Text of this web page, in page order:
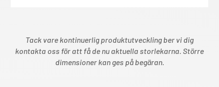
Tack vare kontinuerlig produktutveckling ber vi dig
kontakta oss för att få de nu aktuella storlekarna. Större
dimensioner kan ges på begäran.